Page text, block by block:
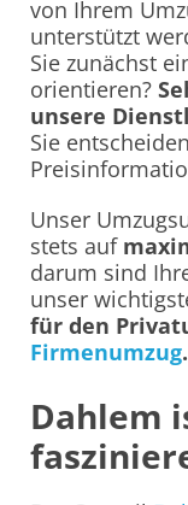
von Ihrem
unterstützt
Sie zunächst
orientieren?
unsere
Sie
Unser
stets auf
darum sind
unser
für den
Firmenumzug.
Dahlem